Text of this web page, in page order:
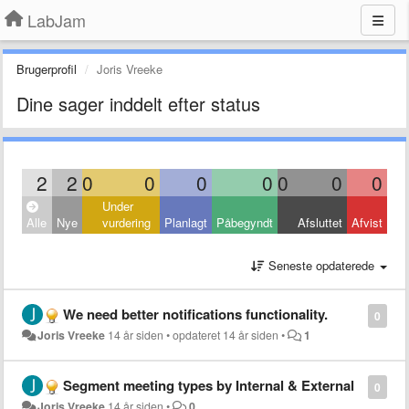
LabJam
Brugerprofil Joris Vreeke
Dine sager inddelt efter status
2 2 0 0 0 0 0 0 0
Alle Nye
Under
vurdering
Planlagt Påbegyndt Afsluttet Afvist
Seneste opdaterede
0
We need better notifications functionality.
Joris Vreeke 14 år siden •opdateret 14 år siden • 1
0
Segment meeting types by Internal & External